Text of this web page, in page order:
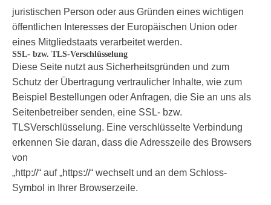
juristischen Person oder aus Gründen eines wichtigen
öffentlichen Interesses der Europäischen Union oder
eines Mitgliedstaats verarbeitet werden.
SSL- bzw. TLS-Verschlüsselung
Diese Seite nutzt aus Sicherheitsgründen und zum
Schutz der Übertragung vertraulicher Inhalte, wie zum
Beispiel Bestellungen oder Anfragen, die Sie an uns als
Seitenbetreiber senden, eine SSL- bzw.
TLSVerschlüsselung. Eine verschlüsselte Verbindung
erkennen Sie daran, dass die Adresszeile des Browsers
von
„http://“ auf „https://“ wechselt und an dem Schloss-
Symbol in Ihrer Browserzeile.